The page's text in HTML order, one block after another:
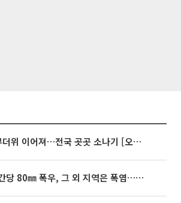
35도 안팎 무더위 이어져…전국 곳곳 소나기 [오늘 날씨]
동해안은 시간당 80㎜ 폭우, 그 외 지역은 폭염…‘극과 극 날씨’